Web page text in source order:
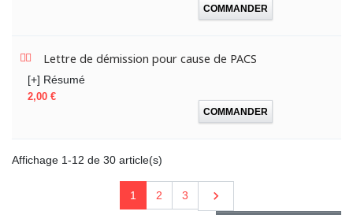
COMMANDER
Lettre de démission pour cause de PACS
[+] Résumé
Prix
2,00 €
COMMANDER
Affichage 1-12 de 30 article(s)
1 2 3 Suivant
